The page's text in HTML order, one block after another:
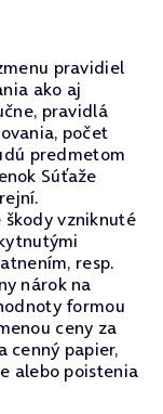
pravidiel
ako aj
pravidlá
počet
predmetom
Súťaže
vzniknuté
resp.
nárok na
formou
ceny za
cenný papier,
alebo poistenia